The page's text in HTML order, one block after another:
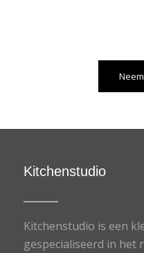
Kitchenstudio
Kitchenstudio is een
gespecialiseerd in het